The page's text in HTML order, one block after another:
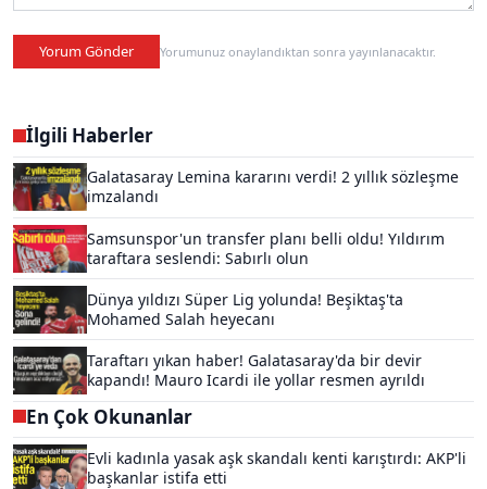
Yorum Gönder Yorumunuz onaylandıktan sonra yayınlanacaktır.
İlgili Haberler
Galatasaray Lemina kararını verdi! 2 yıllık sözleşme
imzalandı
Samsunspor'un transfer planı belli oldu! Yıldırım
taraftara seslendi: Sabırlı olun
Dünya yıldızı Süper Lig yolunda! Beşiktaş'ta
Mohamed Salah heyecanı
Taraftarı yıkan haber! Galatasaray'da bir devir
kapandı! Mauro Icardi ile yollar resmen ayrıldı
En Çok Okunanlar
Evli kadınla yasak aşk skandalı kenti karıştırdı: AKP'li
başkanlar istifa etti